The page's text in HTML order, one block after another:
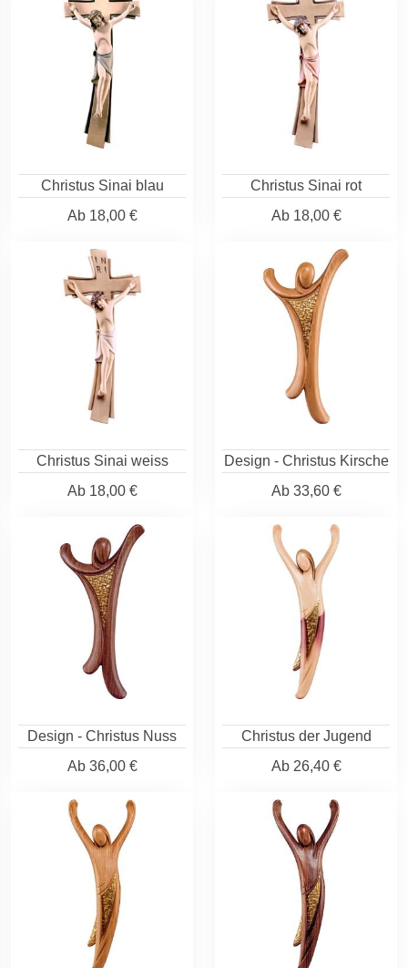
Christus Sinai blau
Ab18,00 €
Christus Sinai rot
Ab18,00 €
Christus Sinai weiss
Ab18,00 €
Design - Christus Kirsche
Ab33,60 €
Design - Christus Nuss
Ab36,00 €
Christus der Jugend
Ab26,40 €